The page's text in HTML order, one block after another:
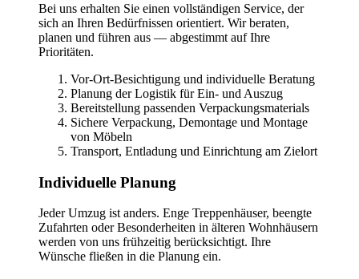
Bei uns erhalten Sie einen vollständigen Service, der
sich an Ihren Bedürfnissen orientiert. Wir beraten,
planen und führen aus — abgestimmt auf Ihre
Prioritäten.
Vor-Ort-Besichtigung und individuelle Beratung
Planung der Logistik für Ein- und Auszug
Bereitstellung passenden Verpackungsmaterials
Sichere Verpackung, Demontage und Montage
von Möbeln
Transport, Entladung und Einrichtung am Zielort
Individuelle Planung
Jeder Umzug ist anders. Enge Treppenhäuser, beengte
Zufahrten oder Besonderheiten in älteren Wohnhäusern
werden von uns frühzeitig berücksichtigt. Ihre
Wünsche fließen in die Planung ein.